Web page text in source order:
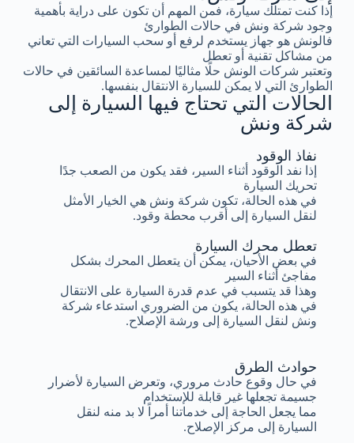
إذا كنت تمتلك سيارة، فمن المهم أن تكون على دراية بأهمية
وجود شركة ونش في حالات الطوارئ
فالونش هو جهاز يستخدم لرفع أو سحب السيارات التي تعاني
من مشاكل تقنية أو تعطل
وتعتبر شركات الونش حلًا مثاليًا لمساعدة السائقين في حالات
الطوارئ التي لا يمكن للسيارة الانتقال بنفسها.
الحالات التي تحتاج فيها السيارة إلى
شركة ونش
تعطل محرك السيارة
في بعض الأحيان، يمكن أن يتعطل المحرك بشكل
مفاجئ أثناء السير
وهذا قد يتسبب في عدم قدرة السيارة على الانتقال
في هذه الحالة، يكون من الضروري استدعاء شركة
ونش لنقل السيارة إلى ورشة الإصلاح.
نفاذ الوقود
إذا نفد الوقود أثناء السير، فقد يكون من الصعب جدًا
تحريك السيارة
في هذه الحالة، تكون شركة ونش هي الخيار الأمثل
لنقل السيارة إلى أقرب محطة وقود.
حوادث الطرق
في حال وقوع حادث مروري، وتعرض السيارة لأضرار
جسيمة تجعلها غير قابلة للإستخدام
مما يجعل الحاجة إلى خدماتنا أمراً لا بد منه لنقل
السيارة إلى مركز الإصلاح.